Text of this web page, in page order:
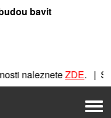
bavit
ZDE. |
soutěž!